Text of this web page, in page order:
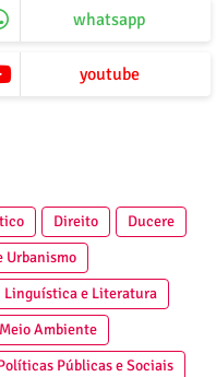
whatsapp
youtube
Direito
Ducere
Urbanismo
Linguística e Literatura
Meio Ambiente
Públicas e Sociais